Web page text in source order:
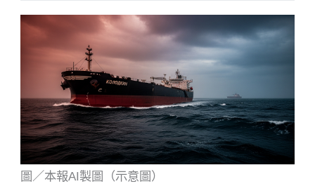
圖／本報AI製圖（示意圖）